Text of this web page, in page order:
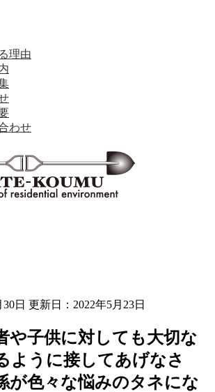
理由
わせ
日 更新日： 2022年5月23日
や子供に対しても大切な
ように接してあげなさ
色々な悩みのタネにな